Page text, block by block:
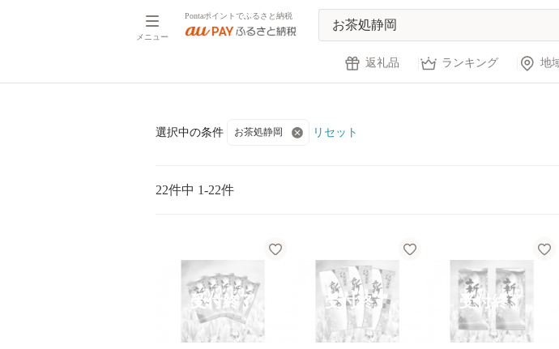
メニュー
Pontaポイントでふるさと納税
返礼品 ランキング 地
選択中の条件 お茶処静岡 リセット
22件中 1-22件